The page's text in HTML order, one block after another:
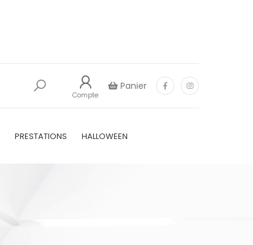
Compte
Panier
PRESTATIONS HALLOWEEN